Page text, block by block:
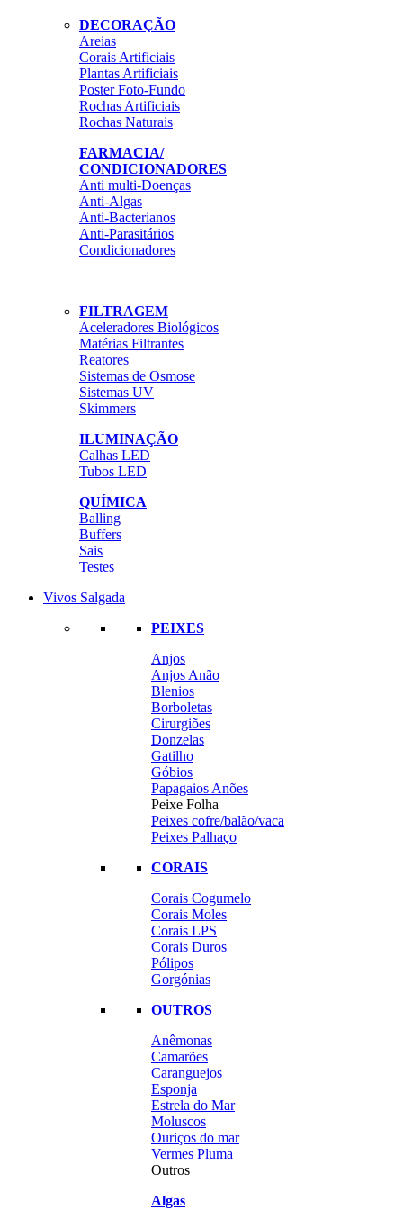
DECORAÇÃO
Areias
Corais Artificiais
Plantas Artificiais
Poster Foto-Fundo
Rochas Artificiais
Rochas Naturais
FARMACIA/
CONDICIONADORES
Anti multi-Doenças
Anti-Algas
Anti-Bacterianos
Anti-Parasitários
Condicionadores
FILTRAGEM
Aceleradores Biológicos
Matérias Filtrantes
Reatores
Sistemas de Osmose
Sistemas UV
Skimmers
ILUMINAÇÃO
Calhas LED
Tubos LED
QUÍMICA
Balling
Buffers
Sais
Testes
Vivos Salgada
PEIXES
Anjos
Anjos Anão
Blenios
Borboletas
Cirurgiões
Donzelas
Gatilho
Góbios
Papagaios Anões
Peixe Folha
Peixes cofre/balão/vaca
Peixes Palhaço
CORAIS
Corais Cogumelo
Corais Moles
Corais LPS
Corais Duros
Pólipos
Gorgónias
OUTROS
Anêmonas
Camarões
Caranguejos
Esponja
Estrela do Mar
Moluscos
Ouriços do mar
Vermes Pluma
Outros
Algas